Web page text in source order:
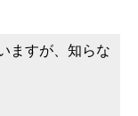
ますが、知らな